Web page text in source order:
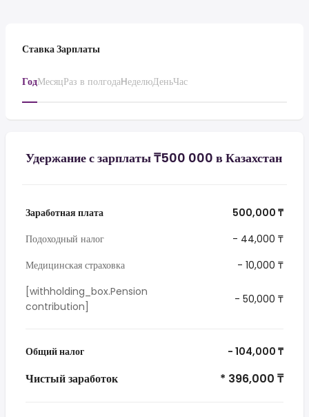
Ставка Зарплаты
ГодМесяцРаз в полгодаHеделюДеньЧас
Удержание с зарплаты ₸500 000 в Казахстан
Заработная плата
500,000 ₸
Подоходный налог
- 44,000 ₸
Медицинская страховка
- 10,000 ₸
[withholding_box.Pension
contribution]
- 50,000 ₸
Общий налог - 104,000 ₸
Чистый заработок * 396,000 ₸